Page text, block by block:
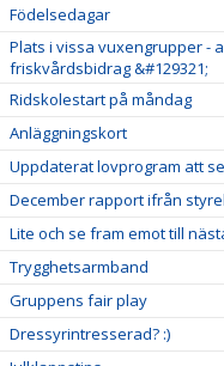
Födelsedagar
Plats i vissa vuxengrupper -
friskvårdsbidrag &#129321;
Ridskolestart på måndag
Anläggningskort
Uppdaterat lovprogram att
December rapport ifrån
Lite och se fram emot till
Trygghetsarmband
Gruppens fair play
Dressyrintresserad? :)